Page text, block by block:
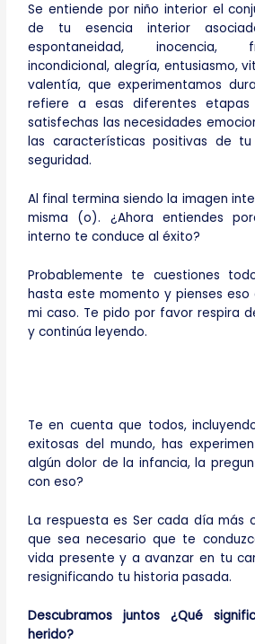
Se entiende por niño interior el
de tu esencia interior
espontaneidad, inocencia,
incondicional, alegría, entusiasmo,
valentía, que experimentamos
refiere a esas diferentes
satisfechas las necesidades
las características positivas de
seguridad.
Al final termina siendo la imagen
misma (o). ¿Ahora entiendes
interno te conduce al éxito?
Probablemente te cuestiones
hasta este momento y pienses eso
mi caso. Te pido por favor respira
y continúa leyendo.
Te en cuenta que todos,
exitosas del mundo, has
algún dolor de la infancia, la
con eso?
La respuesta es Ser cada día más
que sea necesario que te
vida presente y a avanzar en tu
resignificando tu historia pasada.
Descubramos juntos ¿Qué
herido?